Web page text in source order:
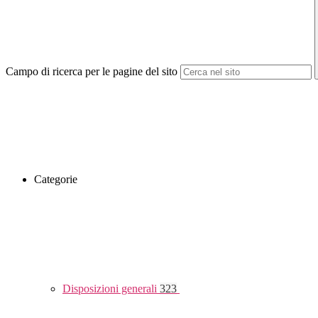
Campo di ricerca per le pagine del sito
Categorie
Disposizioni generali 323